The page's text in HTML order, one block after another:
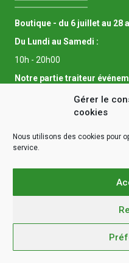
Gérer le
cookies
Nous utilisons des cookies pour
service.
Boutique - du 6 juillet au 28
Du Lundi au Samedi :
10h - 20h00
Notre partie traiteur
Liens utiles
Accueil
La boutique
Mentions légales
Conditions générales de
@copyright 2021 - DBA
89015502100011 -